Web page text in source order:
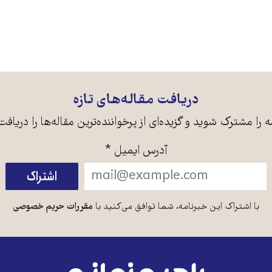
دریافت مقاله‌های تازه
را مشترک شوید و گزیده‌ای از پرخواننده‌ترین مقاله‌ها را
آدرس ایمیل *
با اشتراک این خبرنامه، شما توافق می‌کنید با مقررات حریم خصوصی